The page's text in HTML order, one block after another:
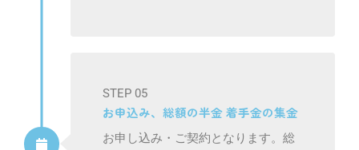
STEP 05
お申込み、総額の半金 着手金の集金
お申し込み・ご契約となります。総